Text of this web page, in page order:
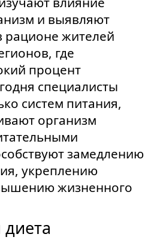
и выявляют
рационе жителей
где
процент
специалисты
систем питания,
организм
замедлению
укреплению
жизненного